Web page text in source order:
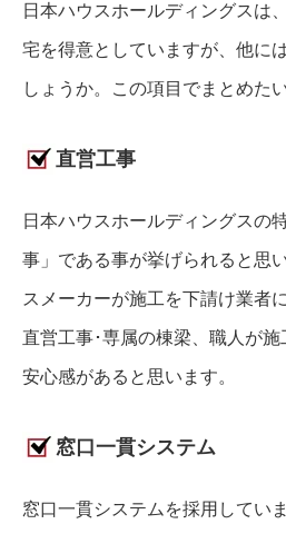
日本ハウスホールディングスは
宅を得意としていますが、他に
しょうか。この項目でまとめた
直営工事
日本ハウスホールディングスの
事」である事が挙げられると思
スメーカーが施工を下請け業者
直営工事･専属の棟梁、職人が
安心感があると思います。
窓口一貫システム
窓口一貫システムを採用してい